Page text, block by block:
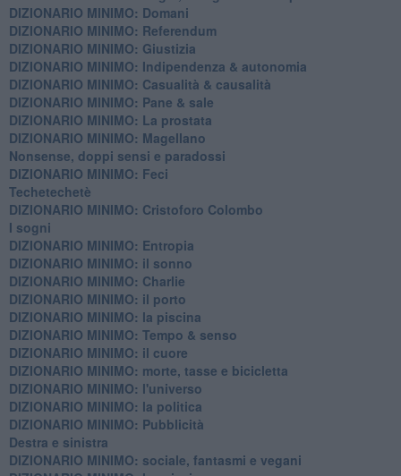
DIZIONARIO MINIMO: Domani
DIZIONARIO MINIMO: Referendum
DIZIONARIO MINIMO: Giustizia
DIZIONARIO MINIMO: ​Indipendenza & autonomia
DIZIONARIO MINIMO: ​Casualità & causalità
​DIZIONARIO MINIMO: Pane & sale
DIZIONARIO MINIMO: La prostata
​DIZIONARIO MINIMO: Magellano
Nonsense, doppi sensi e paradossi
DIZIONARIO MINIMO: Feci
Techetechetè
DIZIONARIO MINIMO: Cristoforo Colombo
I sogni
DIZIONARIO MINIMO: Entropia
DIZIONARIO MINIMO: il sonno
DIZIONARIO MINIMO: Charlie
DIZIONARIO MINIMO: il porto
DIZIONARIO MINIMO: la piscina
DIZIONARIO MINIMO: Tempo & senso
DIZIONARIO MINIMO: il cuore
DIZIONARIO MINIMO: morte, tasse e bicicletta
DIZIONARIO MINIMO: l'universo
DIZIONARIO MINIMO: la politica
DIZIONARIO MINIMO: Pubblicità
Destra e sinistra
DIZIONARIO MINIMO: sociale, fantasmi e vegani